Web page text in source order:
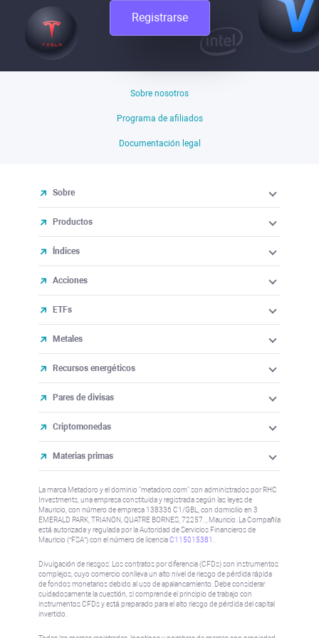
Registrarse
Sobre nosotros
Programa de afiliados
Documentación legal
Sobre
Productos
Índices
Acciones
ETFs
Metales
Recursos energéticos
Pares de divisas
Criptomonedas
Materias primas
La marca Metadoro y el dominio "metadoro.com" son administrados por RHC
Investments, una empresa constituida y registrada según las leyes de
Mauricio, con número de empresa 138336 C1/GBL, con domicilio en 3
EMERALD PARK, TRIANON, QUATRE BORNES, 72257. , Mauricio. La Compañía
está autorizada y regulada por la Autoridad de Servicios Financieros de
Mauricio (“FSA”) con el número de licenciaC115015381
Divulgación de riesgos: Los contratos por diferencia (CFDs) son instrumentos
complejos, cuyo comercio conlleva un alto nivel de riesgo de pérdida rápida
de fondos monetarios debido al uso de apalancamiento. Debe considerar
cuidadosamente la cuestión, si comprende el principio de trabajo con
instrumentos CFDs y está preparado para el alto riesgo de pérdida del capital
invertido.